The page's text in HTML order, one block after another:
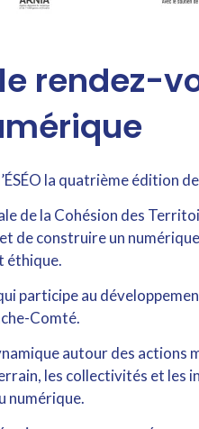
le rendez-
la quatrième édition
de la Cohésion des
de construire un
éthique.
participe au
Comté.
autour des actions
les collectivités et les
numérique.